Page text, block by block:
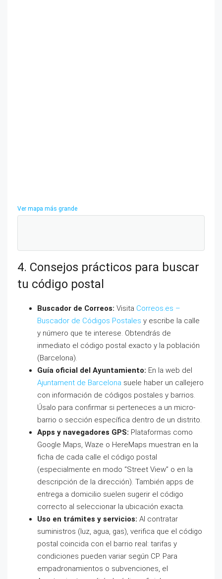
Ver mapa más grande
4. Consejos prácticos para buscar
tu código postal
Buscador de Correos: Visita Correos.es –
Buscador de Códigos Postales y escribe la calle
y número que te interese. Obtendrás de
inmediato el código postal exacto y la población
(Barcelona).
Guía oficial del Ayuntamiento: En la web del
Ajuntament de Barcelona suele haber un callejero
con información de códigos postales y barrios.
Úsalo para confirmar si perteneces a un micro-
barrio o sección específica dentro de un distrito.
Apps y navegadores GPS: Plataformas como
Google Maps, Waze o HereMaps muestran en la
ficha de cada calle el código postal
(especialmente en modo “Street View” o en la
descripción de la dirección). También apps de
entrega a domicilio suelen sugerir el código
correcto al seleccionar la ubicación exacta.
Uso en trámites y servicios: Al contratar
suministros (luz, agua, gas), verifica que el código
postal coincida con el barrio real: tarifas y
condiciones pueden variar según CP. Para
empadronamientos o subvenciones, el